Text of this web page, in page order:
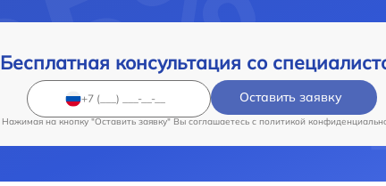
Бесплатная консультация со
Оставить заявку
Нажимая на кнопку "Оставить заявку" Вы соглашаетесь c политикой